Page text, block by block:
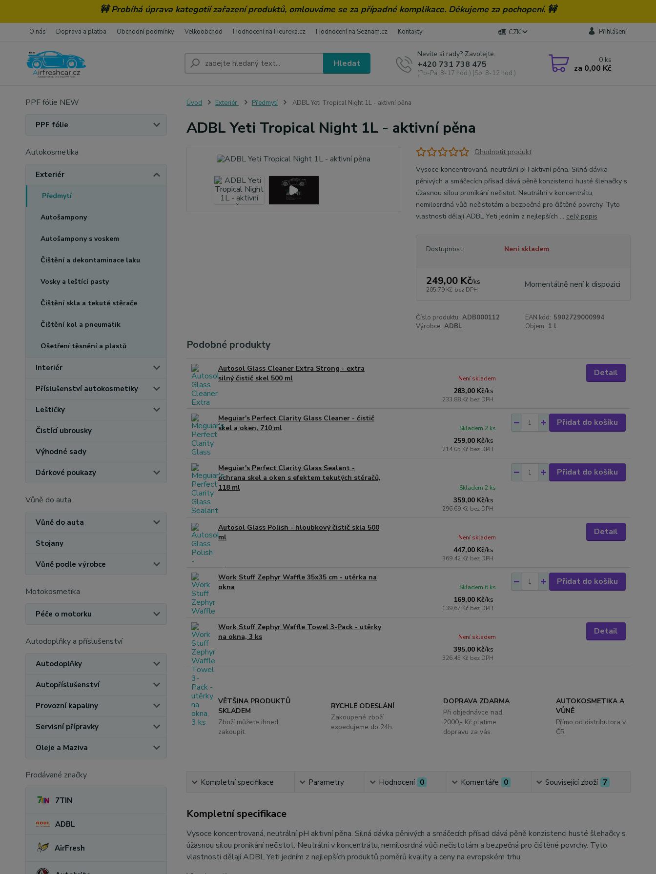
🚧 Probíhá úprava kategotií zařazení produktů, omlouváme se za případné komplikace. Děkujeme za pochopení. 🚧
O nás Doprava a platba Obchodní podmínky Velkoobchod Hodnocení na Heureka.cz Hodnocení na Seznam.cz Kontakty CZK Přihlášení
Hledat
Nevíte si rady? Zavolejte.
+420 731 738 475
(Po-Pá, 8-17 hod.) (So, 8-12 hod.)
0 ks
za 0,00 Kč
PPF fólie NEW
PPF fólie
Autokosmetika
Exteriér
Předmytí
Autošampony
Autošampony s voskem
Čištění a dekontaminace laku
Vosky a leštící pasty
Čištění skla a tekuté stěrače
Čištění kol a pneumatik
Ošetření těsnění a plastů
Interiér
Příslušenství autokosmetiky
Leštičky
Čistící ubrousky
Výhodné sady
Dárkové poukazy
Vůně do auta
Vůně do auta
Stojany
Vůně podle výrobce
Motokosmetika
Péče o motorku
Autodoplňky a příslušenství
Autodoplňky
Autopříslušenství
Provozní kapaliny
Servisní přípravky
Oleje a Maziva
Prodávané značky
7TIN
ADBL
AirFresh
Úvod Exteriér Předmytí ADBL Yeti Tropical Night 1L - aktivní pěna
ADBL Yeti Tropical Night 1L - aktivní pěna
Ohodnotit produkt
Vysoce koncentrovaná, neutrální pH aktivní pěna. Silná dávka
pěnivých a smáčecích přísad dává pěně konzistenci husté šlehačky s
úžasnou silou pronikání nečistot. Neutrální v koncentrátu,
nemilosrdná vůči nečistotám a bezpečná pro čištěné povrchy. Tyto
vlastnosti dělají ADBL Yeti jedním z nejlepších ... celý popis
Dostupnost Není skladem
249,00 Kč/ks
205,79 Kč bez DPH Momentálně není k dispozici
Číslo produktu: ADB000112 EAN kód: 5902729000994
Výrobce: ADBL Objem: 1 l
Podobné produkty
Autosol Glass Cleaner Extra Strong - extra
silný čistič skel 500 ml
283,00 Kč/ks
233,88 Kč bez DPH
Není skladem
Detail
Meguiar's Perfect Clarity Glass Cleaner - čistič
skel a oken, 710 ml
259,00 Kč/ks
214,05 Kč bez DPH
Skladem 2 ks
Přidat do košíku
Meguiar's Perfect Clarity Glass Sealant -
ochrana skel a oken s efektem tekutých stěračů,
118 ml
359,00 Kč/ks
296,69 Kč bez DPH
Skladem 2 ks
Přidat do košíku
Autosol Glass Polish - hloubkový čistič skla 500
ml
447,00 Kč/ks
369,42 Kč bez DPH
Není skladem
Detail
Work Stuff Zephyr Waffle 35x35 cm - utěrka na
okna
169,00 Kč/ks
139,67 Kč bez DPH
Skladem 6 ks
Přidat do košíku
Work Stuff Zephyr Waffle Towel 3-Pack - utěrky
na okna, 3 ks
395,00 Kč/ks
326,45 Kč bez DPH
Není skladem
Detail
VĚTŠINA PRODUKTŮ
SKLADEM
Zboží můžete ihned
zakoupit.
RYCHLÉ ODESLÁNÍ
Zakoupené zboží
expedujeme do 24h.
DOPRAVA ZDARMA
Při objednávce nad
2000,- Kč platíme
dopravu za vás.
AUTOKOSMETIKA A
VŮNĚ
Přímo od distributora v
ČR
Kompletní specifikace Parametry Hodnocení 0 Komentáře 0 Související zboží 7
Kompletní specifikace
Vysoce koncentrovaná, neutrální pH aktivní pěna. Silná dávka pěnivých a smáčecích přísad dává pěně konzistenci husté šlehačky s
úžasnou silou pronikání nečistot. Neutrální v koncentrátu, nemilosrdná vůči nečistotám a bezpečná pro čištěné povrchy. Tyto
vlastnosti dělají ADBL Yeti jedním z nejlepších produktů poměrů kvality a ceny na evropském trhu.